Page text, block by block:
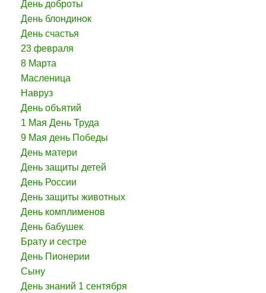
День доброты
День блондинок
День счастья
23 февраля
8 Марта
Масленица
Навруз
День объятий
1 Мая День Труда
9 Мая день Победы
День матери
День защиты детей
День России
День защиты животных
День комплименов
День бабушек
Брату и сестре
День Пионерии
Сыну
День знаний 1 сентября